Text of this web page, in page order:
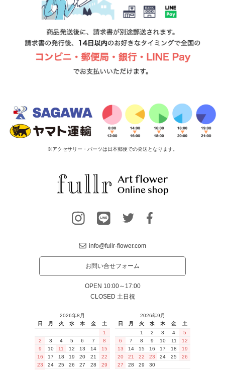
※アクセサリー・パーツは日本郵便での発送となります。
info@fullr-flower.com
お問い合せフォーム
OPEN 10:00～17:00
CLOSED 土日祝
2026年8月
日
月 火 水 木 金
土
1
2
3 4 5 6 7
8
9
10 11 12 13 14
15
16
17 18 19 20 21
22
23
24 25 26 27 28
29
2026年9月
日
月 火 水 木 金
土
1
2 3 4
5
6
7 8 9 10 11
12
13
14 15 16 17 18
19
20
21 22 23 24 25
26
27
28 29 30